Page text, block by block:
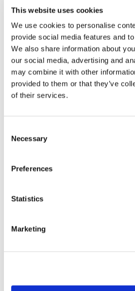
This website uses cookies
We use cookies to personalise
provide social media features and
We also share information about
our social media, advertising and
may combine it with other
provided to them or that they’ve
of their services.
Selection
Necessary
Preferences
Statistics
Marketing
Sirius tar
nybygge
Lars ”Lasse”